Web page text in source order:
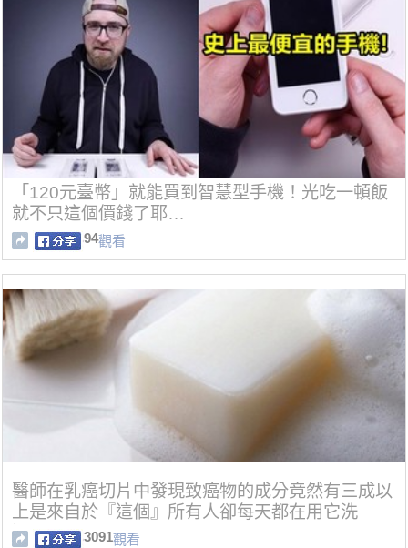
「120元臺幣」就能買到智慧型手機！光吃一頓飯
就不只這個價錢了耶…
94觀看
醫師在乳癌切片中發現致癌物的成分竟然有三成以
上是來自於『這個』所有人卻每天都在用它洗
澡......
3091觀看